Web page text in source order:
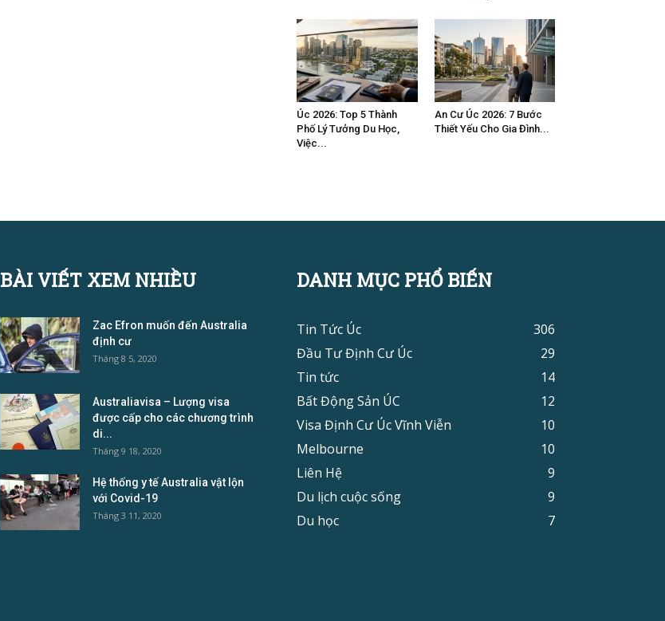
Úc 2026: Top 5 Thành
Phố Lý Tưởng Du Học,
Việc...
An Cư Úc 2026: 7 Bước
Thiết Yếu Cho Gia Đình...
BÀI VIẾT XEM NHIỀU
Zac Efron muốn đến Australia
định cư
Tháng 8 5, 2020
Australiavisa – Lượng visa
được cấp cho các chương trình
di...
Tháng 9 18, 2020
Hệ thống y tế Australia vật lộn
với Covid-19
Tháng 3 11, 2020
DANH MỤC PHỔ BIẾN
Tin Tức Úc
306
Đầu Tư Định Cư Úc
29
Tin tức
14
Bất Động Sản ÚC
12
Visa Định Cư Úc Vĩnh Viễn
10
Melbourne
10
Liên Hệ
9
Du lịch cuộc sống
9
Du học
7